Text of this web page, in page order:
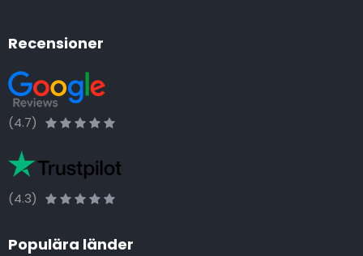
Recensioner
(4.7)
(4.3)
Populära länder